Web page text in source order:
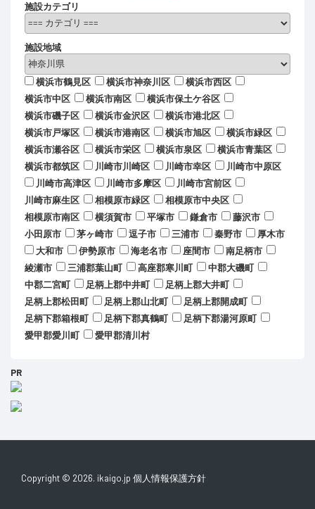
施設カテゴリ
施設地域
横浜市鶴見区 横浜市神奈川区
横浜市西区
横浜市中区
横浜市南区
横浜市保土ケ谷区
横浜市磯子区
横浜市金沢区
横浜市港北区
横浜市戸塚区
横浜市港南区 横浜市旭区
横浜市緑区
横浜市瀬谷区
横浜市栄区 横浜市泉区
横浜市青葉区
横浜市都筑区
川崎市川崎区 川崎市幸区
川崎市中原区
川崎市高津区
川崎市多摩区
川崎市宮前区
川崎市麻生区
相模原市緑区
相模原市中央区
相模原市南区
横須賀市 平塚市 鎌倉市
藤沢市
小田原市
茅ヶ崎市 逗子市 三浦市 秦野市
厚木市
大和市
伊勢原市 海老名市 座間市
南足柄市
綾瀬市
三浦郡葉山町 高座郡寒川町
中郡大磯町
中郡二宮町
足柄上郡中井町
足柄上郡大井町
足柄上郡松田町
足柄上郡山北町
足柄上郡開成町
足柄下郡箱根町
足柄下郡真鶴町
足柄下郡湯河原町
愛甲郡愛川町
愛甲郡清川村
PR
Copyright © 2026. ikaigo.jp 個人情報保護方針